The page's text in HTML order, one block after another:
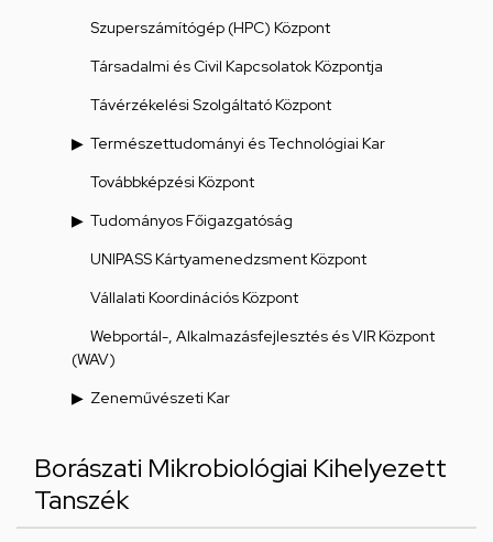
Szuperszámítógép (HPC) Központ
Társadalmi és Civil Kapcsolatok Központja
Távérzékelési Szolgáltató Központ
Természettudományi és Technológiai Kar
Továbbképzési Központ
Tudományos Főigazgatóság
UNIPASS Kártyamenedzsment Központ
Vállalati Koordinációs Központ
Webportál-, Alkalmazásfejlesztés és VIR Központ
(WAV)
Zeneművészeti Kar
Borászati Mikrobiológiai Kihelyezett
Tanszék